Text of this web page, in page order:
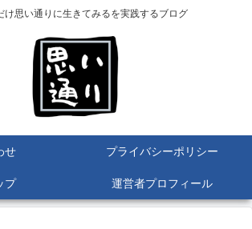
け思い通りに生きてみるを実践するブログ
せ プライバシーポリシー
プ 運営者プロフィール